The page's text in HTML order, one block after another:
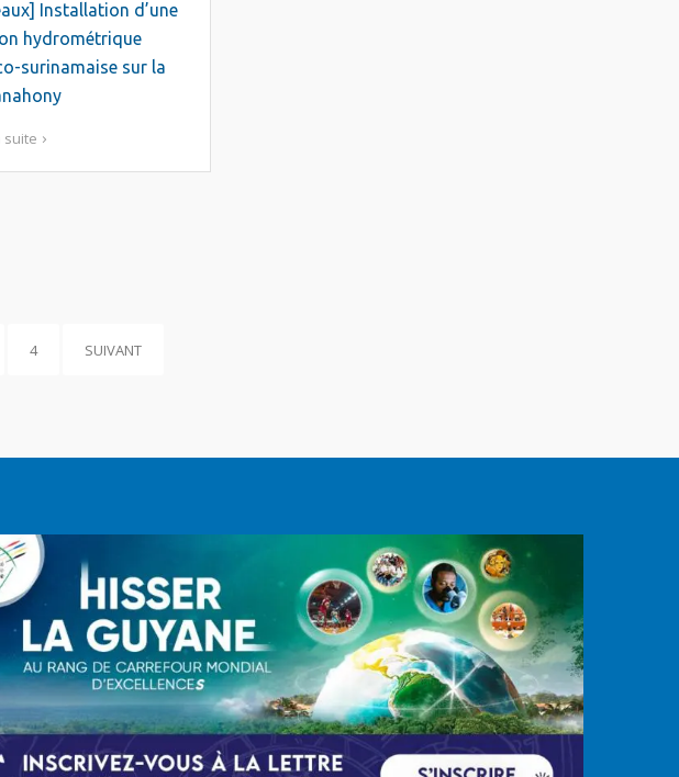
Installation d’une
hydrométrique
surinamaise sur la
suite
4 SUIVANT